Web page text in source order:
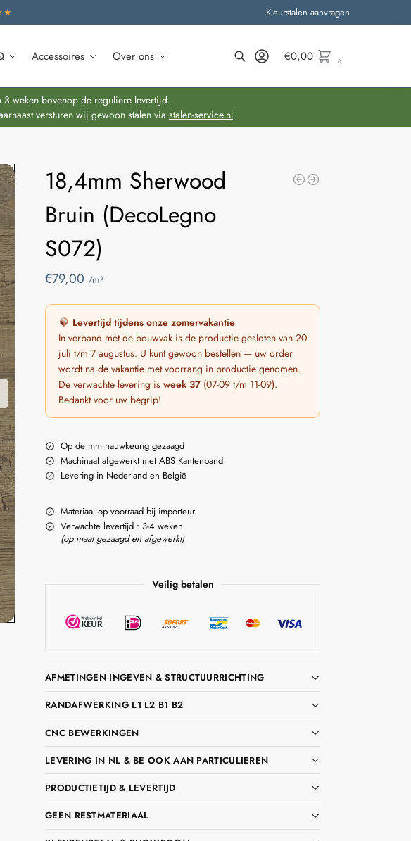
Kleurstalen aanvragen
Accessoires Over ons €0,00 0
weken bovenop de reguliere levertijd.
versturen wij gewoon stalen via stalen-service.nl.
18,4mm Sherwood
Bruin (DecoLegno
S072)
€79,00 /m²
Levertijd tijdens onze zomervakantie
In verband met de bouwvak is de productie gesloten van 20
juli t/m 7 augustus. U kunt gewoon bestellen — uw order
wordt na de vakantie met voorrang in productie genomen.
De verwachte levering isweek 37 (07-09 t/m 11-09).
Bedankt voor uw begrip!
Op de mm nauwkeurig gezaagd
Machinaal afgewerkt met ABS Kantenband
Levering in Nederland en België
Materiaal op voorraad bij importeur
Verwachte levertijd : 3-4 weken
(op maat gezaagd en afgewerkt)
Veilig betalen
AFMETINGEN INGEVEN & STRUCTUURRICHTING
RANDAFWERKING L1 L2 B1 B2
CNC BEWERKINGEN
LEVERING IN NL & BE OOK AAN PARTICULIEREN
PRODUCTIETIJD & LEVERTIJD
GEEN RESTMATERIAAL